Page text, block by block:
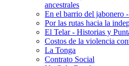
ancestrales
En el barrio del jabonero
Por las rutas hacia la
El Telar - Historias y
Costos de la violencia
La Tonga
Contrato Social